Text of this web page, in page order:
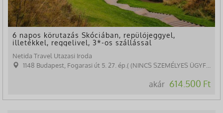
6 napos körutazás Skóciában, repülőjeggyel,
illetékkel, reggelivel, 3*-os szállással
Netida Travel Utazasi Iroda
1148 Budapest, Fogarasi út 5. 27. ép.( (NINCS SZEMÉLYES ÜGYFÉLFOGADÁS)
akár 614.500 Ft